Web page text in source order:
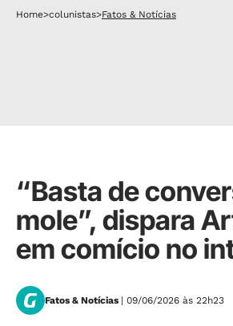
Home>colunistas>Fatos & Notícias
“Basta de
mole”, dispara
em comício no
Fatos & Notícias | 09/06/2026 às 22h23